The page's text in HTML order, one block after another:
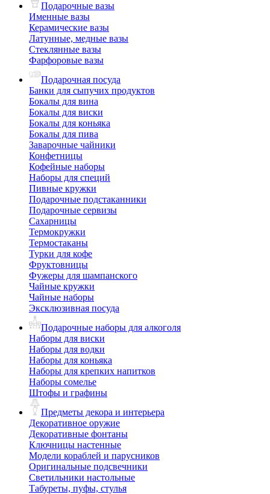
Подарочные вазы
Именные вазы
Керамические вазы
Латунные, медные вазы
Стеклянные вазы
Фарфоровые вазы
Подарочная посуда
Банки для сыпучих продуктов
Бокалы для вина
Бокалы для виски
Бокалы для коньяка
Бокалы для пива
Заварочные чайники
Конфетницы
Кофейные наборы
Наборы для специй
Пивные кружки
Подарочные подстаканники
Подарочные сервизы
Сахарницы
Термокружки
Термостаканы
Турки для кофе
Фруктовницы
Фужеры для шампанского
Чайные кружки
Чайные наборы
Эксклюзивная посуда
Подарочные наборы для алкоголя
Наборы для виски
Наборы для водки
Наборы для коньяка
Наборы для крепких напитков
Наборы сомелье
Штофы и графины
Предметы декора и интерьера
Декоративное оружие
Декоративные фонтаны
Ключницы настенные
Модели кораблей и парусников
Оригинальные подсвечники
Светильники настольные
Табуреты, пуфы, стулья